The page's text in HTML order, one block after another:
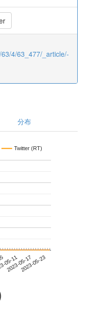
4/63_477/_article/-
分布
Twitter (RT)
05-11
2023-05-172023-05-23